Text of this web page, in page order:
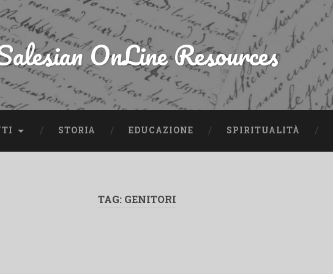
OnLine Resources
STORIA EDUCAZIONE SPIRITUALITÀ
TAG: GENITORI